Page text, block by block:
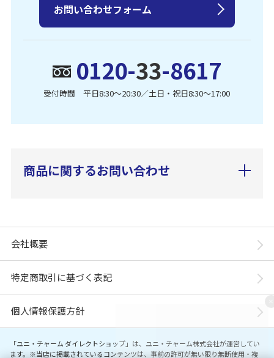
0120-33-8617
受付時間 平日8:30〜20:30／土日・祝日8:30〜17:00
お問い合わせフォーム
商品に関するお問い合わせ
会社概要
特定商取引に基づく表記
個人情報保護方針
「ユニ・チャーム ダイレクトショップ」は、ユニ・チャーム株式会社が運営してい
ます。※当店に掲載されているコンテンツは、事前の許可が無い限り無断使用・複